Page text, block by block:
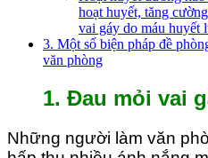
hoạt huyết, tăng
vai gáy do máu huyết
3. Một số biện pháp đề
văn phòng
1. Đau mỏi vai
Những người làm văn